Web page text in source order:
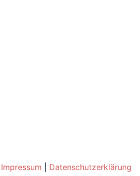
Impressum Datenschutzerklärung